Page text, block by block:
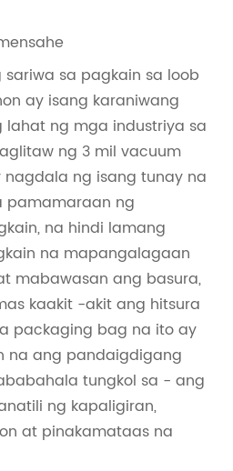
sa pagkain sa loob
ay isang karaniwang
lahat ng mga industriya sa
ng 3 mil vacuum
ng isang tunay na
pamamaraan ng
na hindi lamang
na mapangalagaan
mabawasan ang basura,
kaakit -akit ang hitsura
packaging bag na ito ay
na ang pandaigdigang
tungkol sa - ang
ng kapaligiran,
at pinakamataas na